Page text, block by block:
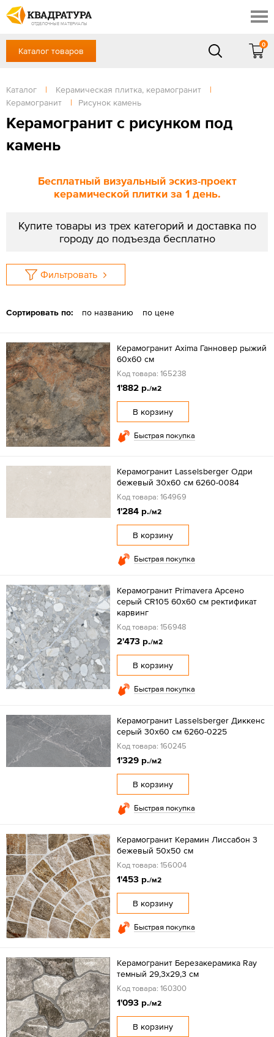
ОТДЕЛОЧНЫЕ МАТЕРИАЛЫ
Профи
Акции
Готовые решения
Доставка и оплата
Отзывы
+7 918 999 1656
Сб, Вс — выходной
ЗАКАЗАТЬ ЗВОНОК
Вход / Регистрация
Каталог товаров
0
Каталог | Керамическая плитка, керамогранит
|
Керамогранит
| Рисунок камень
Керамогранит с рисунком под
камень
Бесплатный визуальный эскиз-проект
керамической плитки за 1 день.
Купите товары из трех категорий и доставка по
городу до подъезда бесплатно
Фильтровать
Сортировать по: по названию по цене
Керамогранит Axima Ганновер рыжий
60x60 см
Код товара: 165238
1'882 р./м2
В корзину
Быстрая покупка
Керамогранит Lasselsberger Одри
бежевый 30х60 см 6260-0084
Код товара: 164969
1'284 р./м2
В корзину
Быстрая покупка
Керамогранит Primavera Арсено
серый CR105 60x60 см ректификат
карвинг
Код товара: 156948
2'473 р./м2
В корзину
Быстрая покупка
Керамогранит Lasselsberger Диккенс
серый 30x60 см 6260-0225
Код товара: 160245
1'329 р./м2
В корзину
Быстрая покупка
Керамогранит Керамин Лиссабон 3
бежевый 50х50 см
Код товара: 156004
1'453 р./м2
В корзину
Быстрая покупка
Керамогранит Березакерамика Ray
темный 29,3х29,3 см
Код товара: 160300
1'093 р./м2
В корзину